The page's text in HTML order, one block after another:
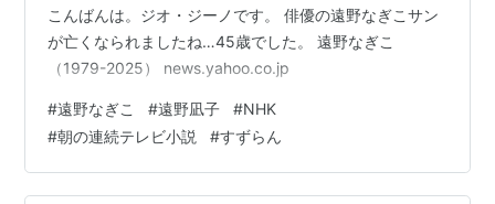
こんばんは。ジオ・ジーノです。 俳優の遠野なぎこサン
が亡くなられましたね…45歳でした。 遠野なぎこ
（1979-2025） news.yahoo.co.jp
#遠野なぎこ #遠野凪子 #NHK
#朝の連続テレビ小説 #すずらん